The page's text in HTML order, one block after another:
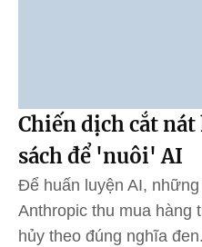
Chiến dịch cắt
sách để 'nuôi' AI
Để huấn luyện AI,
Anthropic thu mua hàng
hủy theo đúng nghĩa đen.